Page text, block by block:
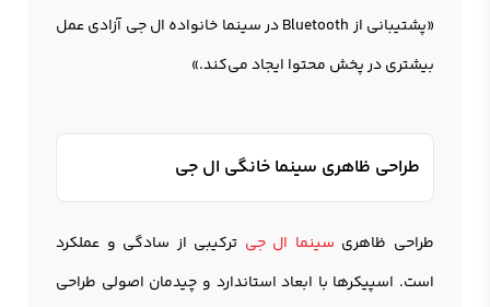
«پشتیبانی از Bluetooth در سینما خانواده ال جی آزادی عمل
بیشتری در پخش محتوا ایجاد می‌کند.»
طراحی ظاهری سینما خانگی ال جی
طراحی ظاهری سینما ال جی ترکیبی از سادگی و عملکرد
است. اسپیکرها با ابعاد استاندارد و چیدمان اصولی طراحی